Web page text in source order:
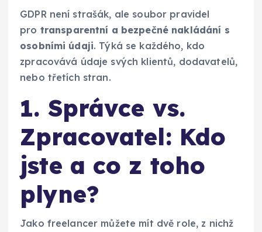
GDPR není strašák, ale soubor pravidel
pro transparentní a bezpečné nakládání s
osobními údaji. Týká se každého, kdo
zpracovává údaje svých klientů, dodavatelů,
nebo třetích stran.
1. Správce vs.
Zpracovatel: Kdo
jste a co z toho
plyne?
Jako freelancer můžete mít dvě role, z nichž